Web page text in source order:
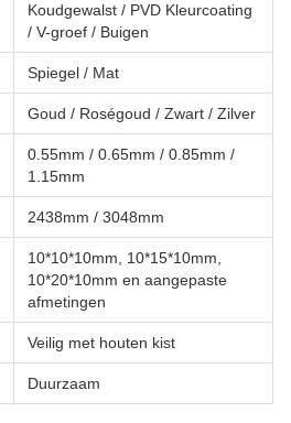
Koudgewalst / PVD Kleurcoating
/ V-groef / Buigen
Spiegel / Mat
Goud / Roségoud / Zwart / Zilver
0.55mm / 0.65mm / 0.85mm /
1.15mm
2438mm / 3048mm
10*10*10mm, 10*15*10mm,
10*20*10mm en aangepaste
afmetingen
Veilig met houten kist
Duurzaam